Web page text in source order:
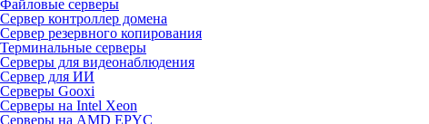
Файловые серверы
Сервер контроллер домена
Сервер резервного копирования
Терминальные серверы
Серверы для видеонаблюдения
Сервер для ИИ
Серверы Gooxi
Серверы на Intel Xeon
Серверы на AMD EPYC